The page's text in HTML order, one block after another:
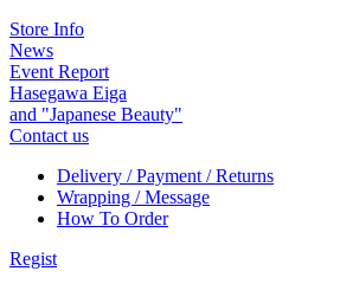
Store Info
News
Event Report
Hasegawa Eiga
and "Japanese Beauty"
Contact us
Delivery / Payment / Returns
Wrapping / Message
How To Order
Regist